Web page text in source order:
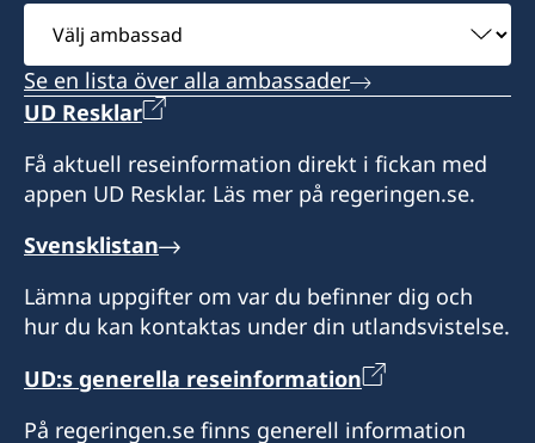
Välj
ambassad
Se en lista över alla ambassader
UD Resklar
Få aktuell reseinformation direkt i fickan med
appen UD Resklar. Läs mer på regeringen.se.
Svensklistan
Lämna uppgifter om var du befinner dig och
hur du kan kontaktas under din utlandsvistelse.
UD:s generella reseinformation
På regeringen.se finns generell information